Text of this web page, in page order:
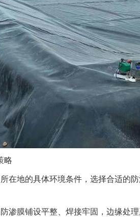
略
在地的具体环境条件，选择合适的
渗膜铺设平整、焊接牢固，边缘处